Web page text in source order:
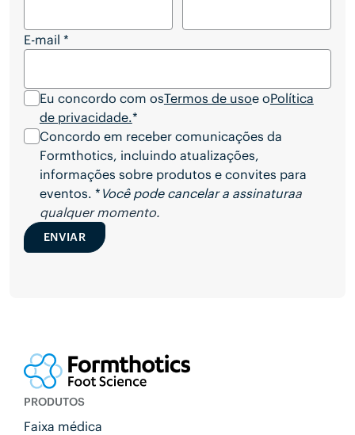
E-mail *
Eu concordo com osTermos de usoe oPolítica
de privacidade.*
Concordo em receber comunicações da
Formthotics, incluindo atualizações,
informações sobre produtos e convites para
eventos. * Você pode cancelar a assinaturaa
qualquer momento.
ENVIAR
PRODUTOS
Faixa médica